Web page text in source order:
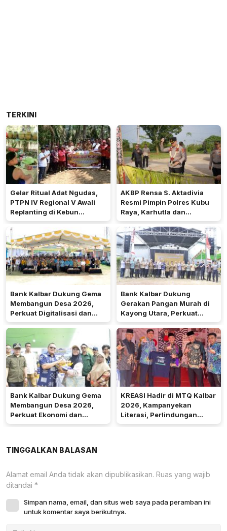
TERKINI
Gelar Ritual Adat Ngudas,
PTPN IV Regional V Awali
Replanting di Kebun
Kembayan
AKBP Rensa S. Aktadivia
Resmi Pimpin Polres Kubu
Raya, Karhutla dan
Pelayanan Publik Jadi
Prioritas
Bank Kalbar Dukung Gema
Membangun Desa 2026,
Perkuat Digitalisasi dan
Ekonomi Desa Teluk Batang
Bank Kalbar Dukung
Gerakan Pangan Murah di
Kayong Utara, Perkuat
Akses Keuangan
Masyarakat
Bank Kalbar Dukung Gema
Membangun Desa 2026,
Perkuat Ekonomi dan
Kemandirian Desa di Kalbar
KREASI Hadir di MTQ Kalbar
2026, Kampanyekan
Literasi, Perlindungan
Anak, dan Wajib Belajar 13
TINGGALKAN BALASAN
Alamat email Anda tidak akan dipublikasikan. Ruas yang wajib
ditandai *
Simpan nama, email, dan situs web saya pada peramban ini
untuk komentar saya berikutnya.